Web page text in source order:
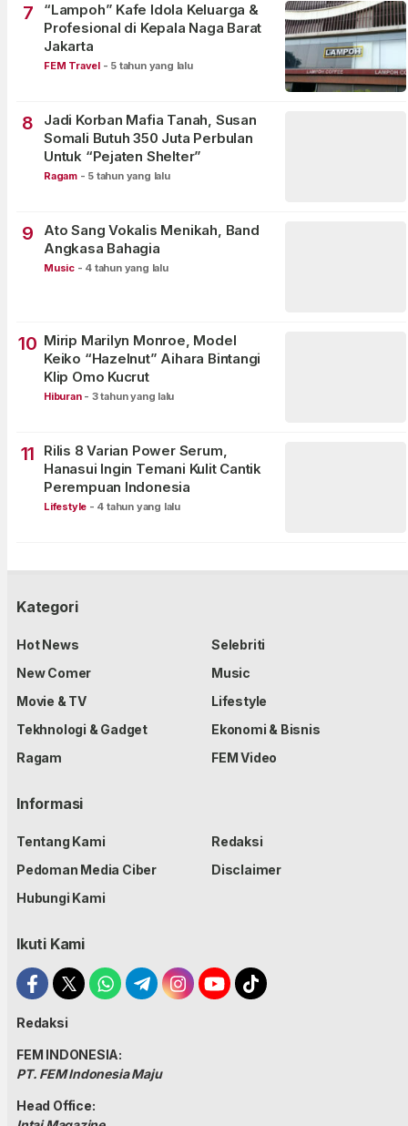
7
“Lampoh” Kafe Idola Keluarga &
Profesional di Kepala Naga Barat
Jakarta
FEM Travel - 5 tahun yang lalu
8
Jadi Korban Mafia Tanah, Susan
Somali Butuh 350 Juta Perbulan
Untuk “Pejaten Shelter”
Ragam - 5 tahun yang lalu
9
Ato Sang Vokalis Menikah, Band
Angkasa Bahagia
Music - 4 tahun yang lalu
10 Mirip Marilyn Monroe, Model
Keiko “Hazelnut” Aihara Bintangi
Klip Omo Kucrut
Hiburan - 3 tahun yang lalu
11
Rilis 8 Varian Power Serum,
Hanasui Ingin Temani Kulit Cantik
Perempuan Indonesia
Lifestyle - 4 tahun yang lalu
Kategori
Hot News
Selebriti
New Comer
Music
Movie & TV
Lifestyle
Tekhnologi & Gadget
Ekonomi & Bisnis
Ragam
FEM Video
Informasi
Tentang Kami
Redaksi
Pedoman Media Ciber
Disclaimer
Hubungi Kami
Ikuti Kami
Redaksi
FEM INDONESIA:
PT. FEM Indonesia Maju
Head Office: